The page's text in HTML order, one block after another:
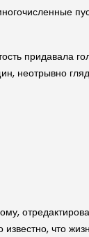
придавала
неотрывно
что